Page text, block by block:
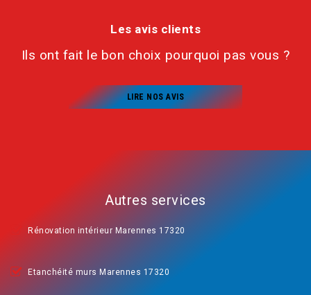
Les avis clients
Ils ont fait le bon choix pourquoi pas vous ?
LIRE NOS AVIS
Autres services
Rénovation intérieur Marennes 17320
Etanchéité murs Marennes 17320